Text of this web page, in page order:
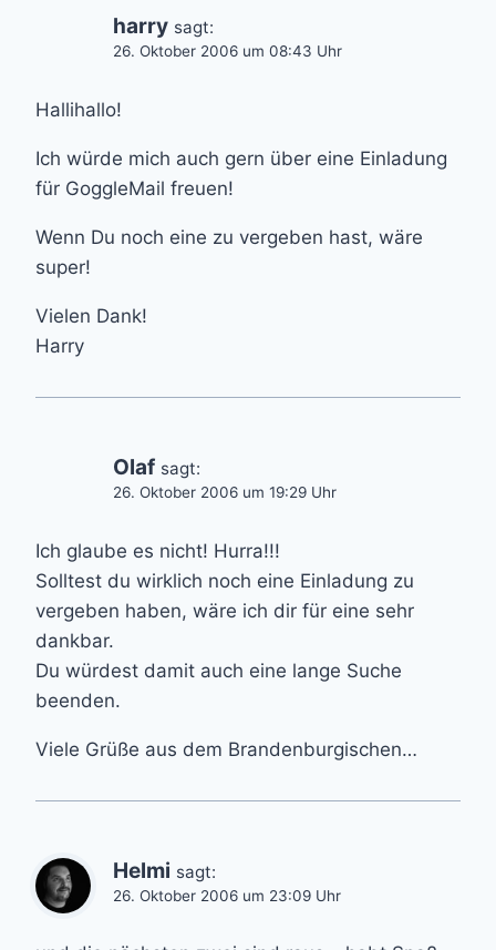
harry sagt:
26. Oktober 2006 um 08:43 Uhr
Hallihallo!
Ich würde mich auch gern über eine Einladung
für GoggleMail freuen!
Wenn Du noch eine zu vergeben hast, wäre
super!
Vielen Dank!
Harry
Olaf sagt:
26. Oktober 2006 um 19:29 Uhr
Ich glaube es nicht! Hurra!!!
Solltest du wirklich noch eine Einladung zu
vergeben haben, wäre ich dir für eine sehr
dankbar.
Du würdest damit auch eine lange Suche
beenden.
Viele Grüße aus dem Brandenburgischen…
Helmi sagt:
26. Oktober 2006 um 23:09 Uhr